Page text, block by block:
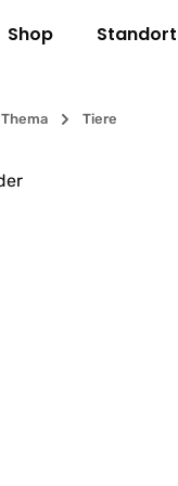
Shop Standort
Thema Tiere